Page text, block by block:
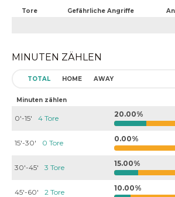
Tore Gefährliche Angriffe
MINUTEN ZÄHLEN
TOTAL HOME AWAY
Minuten zählen
0'-15' 4 Tore 20.00%
15'-30' 0 Tore 0.00%
30'-45' 3 Tore 15.00%
45'-60' 2 Tore 10.00%